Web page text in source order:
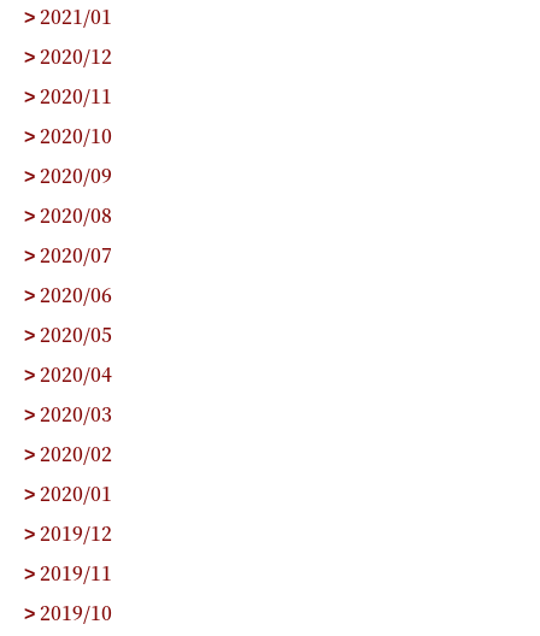
> 2021/01
> 2020/12
> 2020/11
> 2020/10
> 2020/09
> 2020/08
> 2020/07
> 2020/06
> 2020/05
> 2020/04
> 2020/03
> 2020/02
> 2020/01
> 2019/12
> 2019/11
> 2019/10